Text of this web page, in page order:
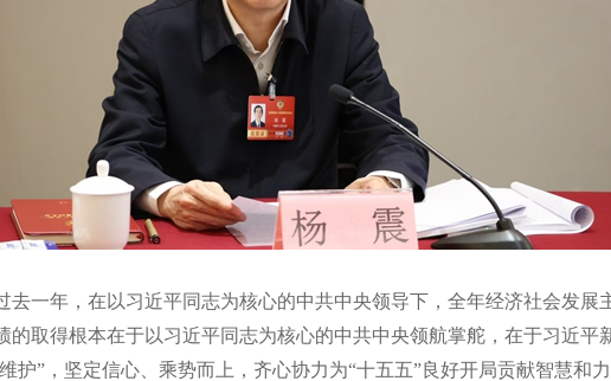
一年，在以习近平同志为核心的中共中央领导下，全年经济社会发展
取得根本在于以习近平同志为核心的中共中央领航掌舵，在于习近平
护”，坚定信心、乘势而上，齐心协力为“十五五”良好开局贡献智慧和力